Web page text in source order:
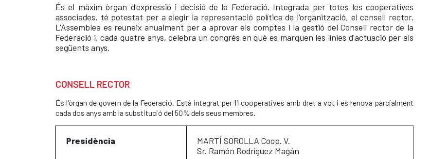
És el màxim òrgan d'expressió i decisió de la Federació. Integrada per totes les cooperatives
associades, té potestat per a elegir la representació política de l'organització, el consell rector.
L'Assemblea es reuneix anualment per a aprovar els comptes i la gestió del Consell rector de la
Federació i, cada quatre anys, celebra un congrés en què es marquen les línies d'actuació per als
següents anys.
CONSELL RECTOR
És l'òrgan de govern de la Federació. Està integrat per 11 cooperatives amb dret a vot i es renova parcialment
cada dos anys amb la substitució del 50% dels seus membres.
Presidència
MARTÍ SOROLLA Coop. V.
Sr. Ramón Rodríguez Magán